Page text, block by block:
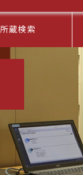
所蔵検索